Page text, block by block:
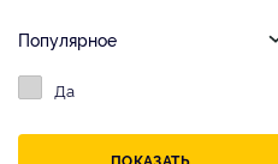
Популярное
Да